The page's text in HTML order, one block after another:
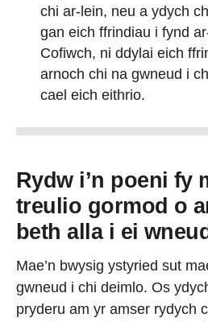
chi ar-lein, neu a ydych
gan eich ffrindiau i fynd
Cofiwch, ni ddylai eich
arnoch chi na gwneud i
cael eich eithrio.
Rydw i’n poeni fy
treulio gormod o
beth alla i ei
Mae’n bwysig ystyried sut
gwneud i chi deimlo. Os
pryderu am yr amser rydych